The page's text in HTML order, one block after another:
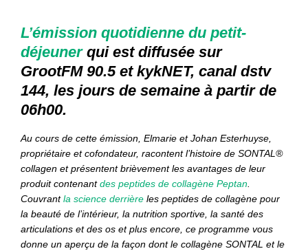
L’émission quotidienne du petit-
déjeunerqui est diffusée sur
GrootFM 90.5 et kykNET, canal dstv
144, les jours de semaine à partir de
06h00.
Au cours de cette émission, Elmarie et Johan Esterhuyse,
propriétaire et cofondateur, racontent l’histoire de SONTAL®
collagen et présentent brièvement les avantages de leur
produit contenantdes peptides de collagène Peptan
Couvrantla science derrière les peptides de collagène pour
la beauté de l’intérieur, la nutrition sportive, la santé des
articulations et des os et plus encore, ce programme vous
donne un aperçu de la façon dont le collagène SONTAL et le